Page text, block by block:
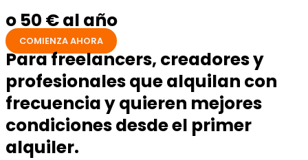
o 50 € al año
COMIENZA AHORA
Para freelancers, creadores y
profesionales que alquilan con
frecuencia y quieren mejores
condiciones desde el primer
alquiler.